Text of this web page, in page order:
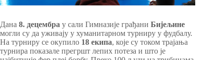
Дана 8. децембра у сали Гимназије грађани Бијељине
могли су да уживају у хуманитарном турниру у фудбалу.
На турниру се окупило 18 екипа, које су током трајања
турнира показале прегршт лепих потеза и што је